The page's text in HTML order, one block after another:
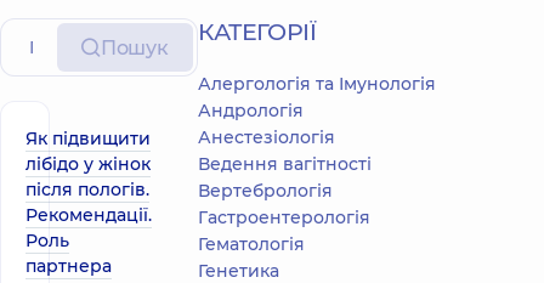
Пошук
Як підвищити
лібідо у жінок
після пологів.
Рекомендації.
Роль
партнера
КАТЕГОРІЇ
Алергологія та Імунологія
Андрологія
Анестезіологія
Ведення вагітності
Вертебрологія
Гастроентерологія
Гематологія
Генетика